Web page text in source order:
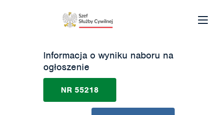
Informacja o wyniku naboru na
ogłoszenie
NR 55218